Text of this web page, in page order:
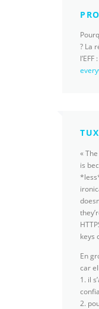
? La
l’EFF :
«
is
keys
En
car
1. il
2.